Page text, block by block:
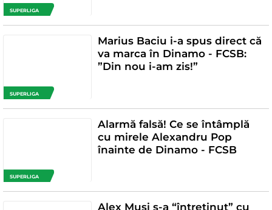
SUPERLIGA
SUPERLIGA
Marius Baciu i-a spus direct că
va marca în Dinamo - FCSB:
”Din nou i-am zis!”
SUPERLIGA
Alarmă falsă! Ce se întâmplă
cu mirele Alexandru Pop
înainte de Dinamo - FCSB
Alex Musi s-a “întreținut” cu